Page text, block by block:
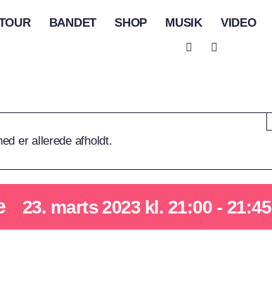
BANDET SHOP MUSIK VIDEO
er allerede afholdt.
23. marts 2023 kl. 21:00- 21:45